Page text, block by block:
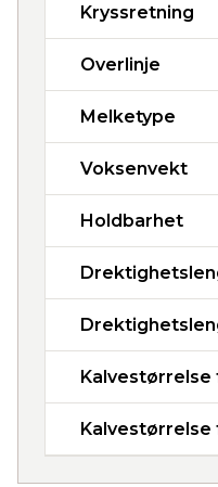
Kryssretning
Overlinje
Melketype
Voksenvekt
Holdbarhet
Kalvestørrelse
Kalvestørrelse